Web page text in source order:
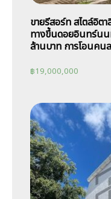
ขายรีสอร์ท สไตล์อิต
ทางขึ้นดอยอินทร์นน
ล้านบาท การโอนคน
฿19,000,000